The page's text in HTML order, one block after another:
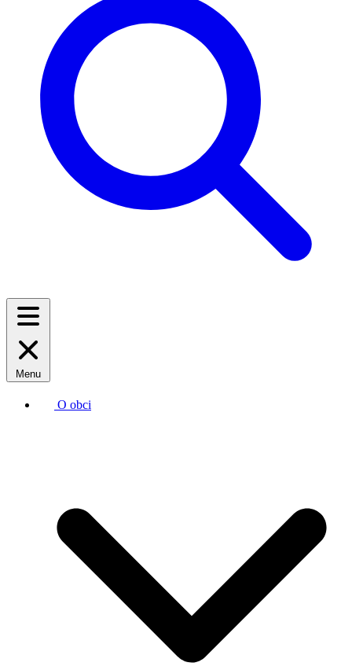
Menu
O obci